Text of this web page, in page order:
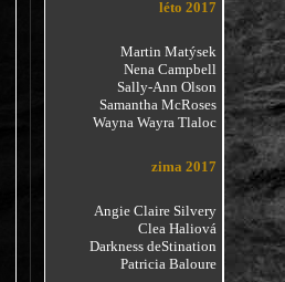
léto 2017
Martin Matýsek
Nena Campbell
Sally-Ann Olson
Samantha McRoses
Wayna Wayra Tlaloc
zima 2017
Angie Claire Silvery
Clea Haliová
Darkness deStination
Patricia Baloure